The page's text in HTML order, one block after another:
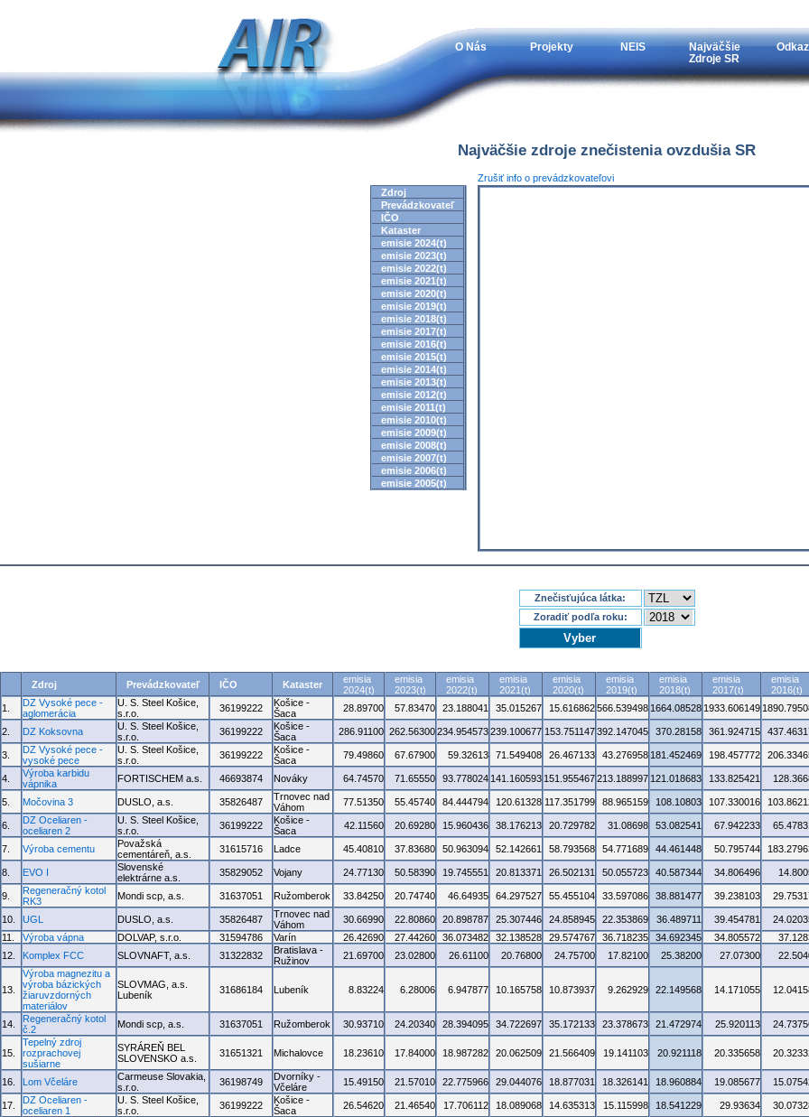
O Nás Projekty NEIS
Najväčšie
Zdroje SR
Najväčšie zdroje znečistenia ovzdušia SR
Zrušiť info o prevádzkovateľovi
Zdroj
Prevádzkovateľ
IČO
Kataster
emisie 2024(t)
emisie 2023(t)
emisie 2022(t)
emisie 2021(t)
emisie 2020(t)
emisie 2019(t)
emisie 2018(t)
emisie 2017(t)
emisie 2016(t)
emisie 2015(t)
emisie 2014(t)
emisie 2013(t)
emisie 2012(t)
emisie 2011(t)
emisie 2010(t)
emisie 2009(t)
emisie 2008(t)
emisie 2007(t)
emisie 2006(t)
emisie 2005(t)
Znečisťujúca látka:
Zoradiť podľa roku:
Zdroj Prevádzkovateľ IČO Kataster
emisia
2024(t)
emisia
2023(t)
emisia
2022(t)
emisia
2021(t)
emisia
2020(t)
emisia
2019(t)
emisia
2018(t)
emisia
2017(t)
emisia
2016(t)
1.
DZ Vysoké pece -
aglomerácia
U. S. Steel Košice,
s.r.o.
36199222
Košice -
Šaca
28.89700 57.83470 23.188041 35.015267 15.616862566.539498 1664.08528 1933.606149
2. DZ Koksovna
U. S. Steel Košice,
s.r.o.
36199222
Košice -
Šaca
286.91100 262.56300234.954573239.100677 153.751147392.147045 370.28158 361.924715
3.
DZ Vysoké pece -
vysoké pece
U. S. Steel Košice,
s.r.o.
36199222
Košice -
Šaca
79.49860 67.67900 59.32613 71.549408 26.467133 43.276958 181.452469 198.457772
4.
Výroba karbidu
vápnika
FORTISCHEM a.s. 46693874 Nováky 64.74570 71.65550 93.778024 141.160593 151.955467213.188997 121.018683 133.825421
5. Močovina 3 DUSLO, a.s. 35826487
Trnovec nad
Váhom
77.51350 55.45740 84.444794 120.61328 117.351799 88.965159 108.10803 107.330016
6.
DZ Oceliaren -
oceliaren 2
U. S. Steel Košice,
s.r.o.
36199222
Košice -
Šaca
42.11560 20.69280 15.960436 38.176213 20.729782 31.08698 53.082541 67.942233
7. Výroba cementu
Považská
cementáreň, a.s.
31615716 Ladce 45.40810 37.83680 50.963094 52.142661 58.793568 54.771689 44.461448 50.795744
8. EVO I
Slovenské
elektrárne a.s.
35829052 Vojany 24.77130 50.58390 19.745551 20.813371 26.502131 50.055723 40.587344 34.806496
9.
Regeneračný kotol
RK3
Mondi scp, a.s. 31637051 Ružomberok 33.84250 20.74740 46.64935 64.297527 55.455104 33.597086 38.881477 39.238103
10. UGL DUSLO, a.s. 35826487
Trnovec nad
Váhom
30.66990 22.80860 20.898787 25.307446 24.858945 22.353869 36.489711 39.454781
11.
Výroba vápna DOLVAP, s.r.o. 31594786 Varín 26.42690 27.44260 36.073482 32.138528 29.574767 36.718235 34.692345 34.805572
12.
Komplex FCC SLOVNAFT, a.s. 31322832
Bratislava -
Ružinov
21.69700 23.02800 26.61100 20.76800 24.75700 17.82100 25.38200 27.07300
13.
Výroba magnezitu a
výroba bázických
žiaruvzdorných
materiálov
SLOVMAG, a.s.
Lubeník
31686184 Lubeník 8.83224 6.28006 6.947877 10.165758 10.873937 9.262929 22.149568 14.171055
14.
Regeneračný kotol
č.2
Mondi scp, a.s. 31637051 Ružomberok 30.93710 24.20340 28.394095 34.722697 35.172133 23.378673 21.472974 25.920113
15.
Tepelný zdroj
rozprachovej
sušiarne
SYRÁREŇ BEL
SLOVENSKO a.s.
31651321 Michalovce 18.23610 17.84000 18.987282 20.062509 21.566409 19.141103 20.921118 20.335658
16. Lom Včeláre
Carmeuse Slovakia,
s.r.o.
36198749
Dvorníky -
Včeláre
15.49150 21.57010 22.775966 29.044076 18.877031 18.326141 18.960884 19.085677
17.
DZ Oceliaren -
oceliaren 1
U. S. Steel Košice,
s.r.o.
36199222
Košice -
Šaca
26.54620 21.46540 17.706112 18.089068 14.635313 15.115998 18.541229 29.93634